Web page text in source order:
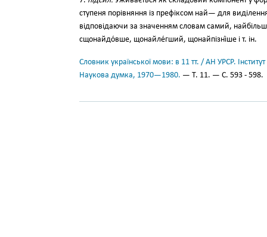
ступеня порівняння із префіксом най— для
відповідаючи за значенням словам самий,
cщонайдо́вше, щонайле́гший, щонайпізні́ше і т. ін.
Словник української мови: в 11 тт. / АН УРСР.
Наукова думка, 1970—1980. — Т. 11. — С. 593 - 598.